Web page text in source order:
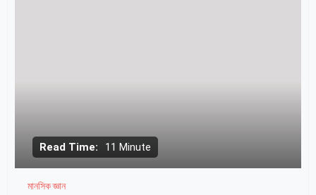
Read Time: 11 Minute
মানসিক জ্ঞান